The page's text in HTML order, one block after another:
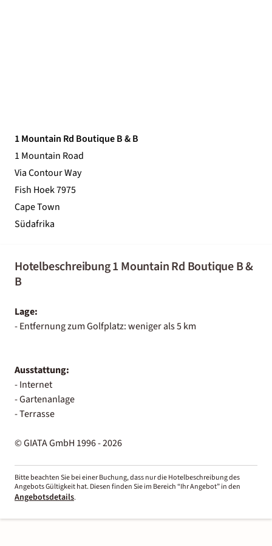
1 Mountain Rd Boutique B & B
1 Mountain Road
Via Contour Way
Fish Hoek 7975
Cape Town
Südafrika
Hotelbeschreibung 1 Mountain Rd Boutique B &
B
Lage:
- Entfernung zum Golfplatz: weniger als 5 km
Ausstattung:
- Internet
- Gartenanlage
- Terrasse
© GIATA GmbH 1996 - 2026
Bitte beachten Sie bei einer Buchung, dass nur die Hotelbeschreibung des
Angebots Gültigkeit hat. Diesen finden Sie im Bereich “Ihr Angebot” in den
Angebotsdetails.